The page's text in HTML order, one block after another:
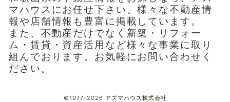
マハウスにお任せ下さい。様々な不動産情
報や店舗情報も豊富に掲載しています。
また、不動産だけでなく新築・リフォー
ム・賃貸・資産活用など様々な事業に取り
組んでおります。お気軽にお問い合わせく
ださい。
©1977-2026 アズマハウス株式会社